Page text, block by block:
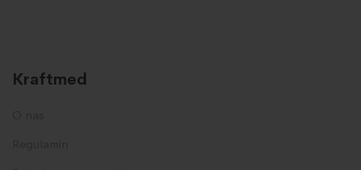
Kraftmed